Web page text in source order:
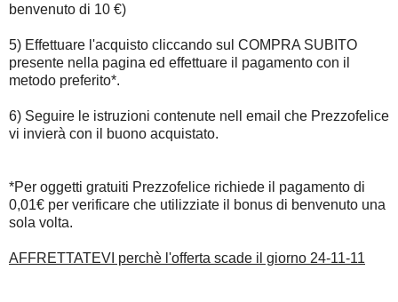
benvenuto di 10 €)
5) Effettuare l'acquisto cliccando sul COMPRA SUBITO
presente nella pagina ed effettuare il pagamento con il
metodo preferito*.
6) Seguire le istruzioni contenute nell email che Prezzofelice
vi invierà con il buono acquistato.
*Per oggetti gratuiti Prezzofelice richiede il pagamento di
0,01€ per verificare che utilizziate il bonus di benvenuto una
sola volta.
AFFRETTATEVI perchè l'offerta scade il giorno 24-11-11